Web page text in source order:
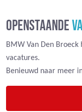
OPENSTAANDE
BMW Van Den
vacatures.
Benieuwd naar meer